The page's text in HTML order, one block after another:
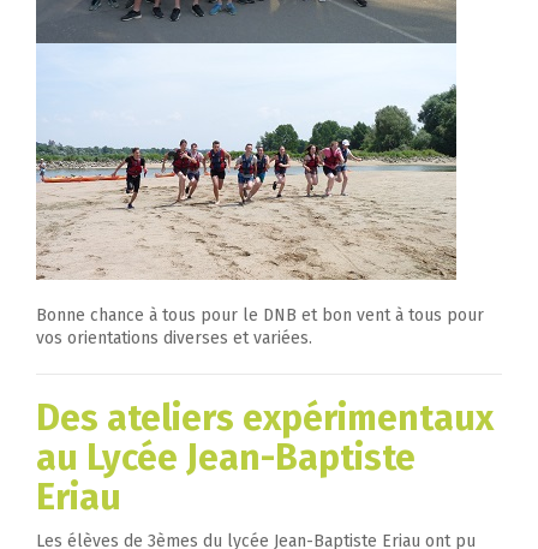
Bonne chance à tous pour le DNB et bon vent à tous pour
vos orientations diverses et variées.
Des ateliers expérimentaux
au Lycée Jean-Baptiste
Eriau
Les élèves de 3èmes du lycée Jean-Baptiste Eriau ont pu